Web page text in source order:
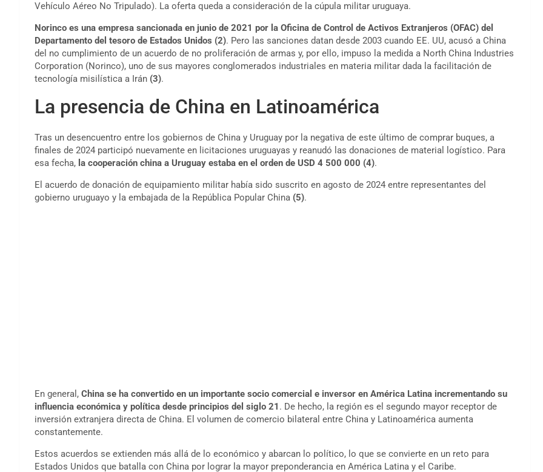
Vehículo Aéreo No Tripulado). La oferta queda a consideración de la cúpula militar uruguaya.
Norinco es una empresa sancionada en junio de 2021 por la Oficina de Control de Activos Extranjeros (OFAC) del
Departamento del tesoro de Estados Unidos (2). Pero las sanciones datan desde 2003 cuando EE. UU, acusó a China
del no cumplimiento de un acuerdo de no proliferación de armas y, por ello, impuso la medida a North China Industries
Corporation (Norinco), uno de sus mayores conglomerados industriales en materia militar dada la facilitación de
tecnología misilística a Irán (3).
La presencia de China en Latinoamérica
Tras un desencuentro entre los gobiernos de China y Uruguay por la negativa de este último de comprar buques, a
finales de 2024 participó nuevamente en licitaciones uruguayas y reanudó las donaciones de material logístico. Para
esa fecha, la cooperación china a Uruguay estaba en el orden de USD 4 500 000 (4).
El acuerdo de donación de equipamiento militar había sido suscrito en agosto de 2024 entre representantes del
gobierno uruguayo y la embajada de la República Popular China (5).
En general, China se ha convertido en un importante socio comercial e inversor en América Latina incrementando su
influencia económica y política desde principios del siglo 21 . De hecho, la región es el segundo mayor receptor de
inversión extranjera directa de China. El volumen de comercio bilateral entre China y Latinoamérica aumenta
constantemente.
Estos acuerdos se extienden más allá de lo económico y abarcan lo político, lo que se convierte en un reto para
Estados Unidos que batalla con China por lograr la mayor preponderancia en América Latina y el Caribe.